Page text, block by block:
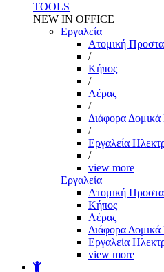
TOOLS
NEW IN OFFICE
Εργαλεία
Aτομική
/
Kήπος
/
Αέρας
/
Διάφορα
/
Εργαλεία
/
view more
Εργαλεία
Aτομική
Kήπος
Αέρας
Διάφορα
Εργαλεία
view more